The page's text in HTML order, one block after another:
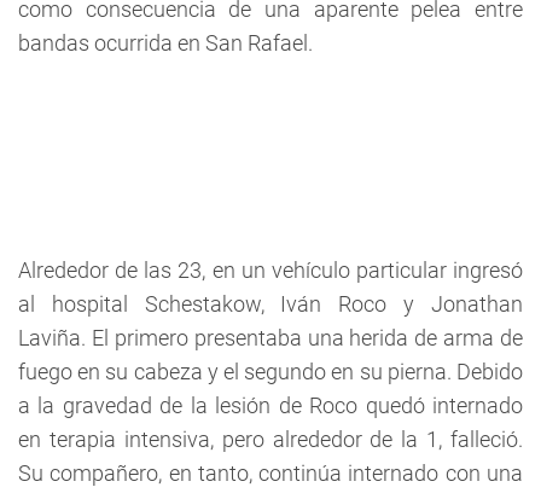
como consecuencia de una aparente pelea entre
bandas ocurrida en San Rafael.
Alrededor de las 23, en un vehículo particular ingresó
al hospital Schestakow, Iván Roco y Jonathan
Laviña. El primero presentaba una herida de arma de
fuego en su cabeza y el segundo en su pierna. Debido
a la gravedad de la lesión de Roco quedó internado
en terapia intensiva, pero alrededor de la 1, falleció.
Su compañero, en tanto, continúa internado con una